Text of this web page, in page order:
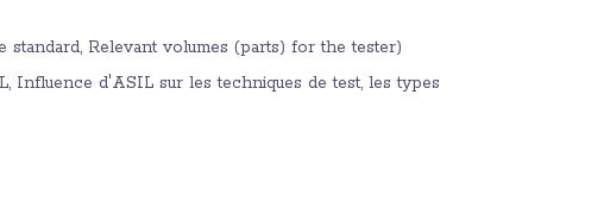
Relevant volumes (parts) for the tester)
Influence d'ASIL sur les techniques de test, les types